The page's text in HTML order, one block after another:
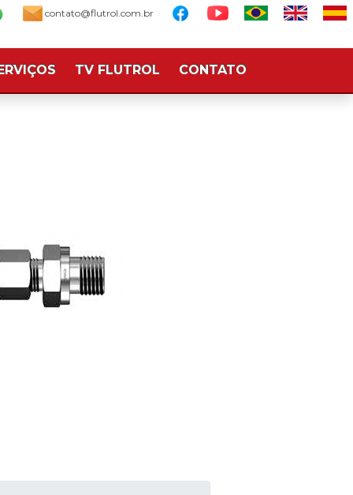
contato@flutrol.com.br
TV FLUTROL CONTATO